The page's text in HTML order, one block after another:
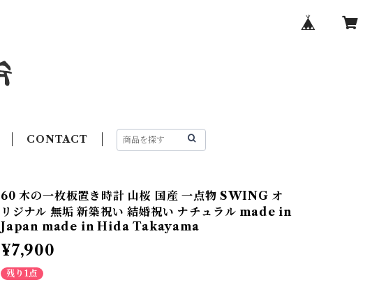
CONTACT
60 木の一枚板置き時計 山桜 国産 一点物 SWING オ
リジナル 無垢 新築祝い 結婚祝い ナチュラル made in
Japan made in Hida Takayama
¥7,900
残り1点